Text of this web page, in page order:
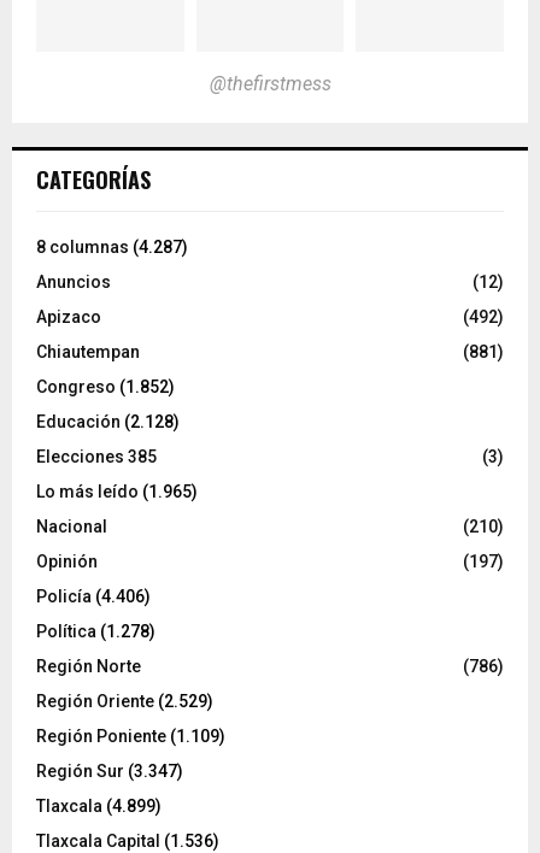
@thefirstmess
CATEGORÍAS
8 columnas (4.287)
Anuncios
(12)
Apizaco
(492)
Chiautempan
(881)
Congreso (1.852)
Educación (2.128)
Elecciones 385
(3)
Lo más leído (1.965)
Nacional
(210)
Opinión
(197)
Policía (4.406)
Política (1.278)
Región Norte
(786)
Región Oriente (2.529)
Región Poniente (1.109)
Región Sur (3.347)
Tlaxcala (4.899)
Tlaxcala Capital (1.536)